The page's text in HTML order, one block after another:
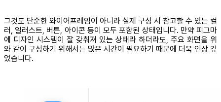
그것도 단순한 와이어프레임이 아니라 실제 구성 시 참고할 수 있는 컬
러, 일러스트, 버튼, 아이콘 등이 모두 포함된 상태입니다. 만약 피그마
에 디자인 시스템이 잘 갖춰져 있는 상태라 하더라도, 주요 화면을 위
와 같이 구성하기 위해서는 많은 시간이 필요하기 때문에 더욱 인상 깊
었습니다.